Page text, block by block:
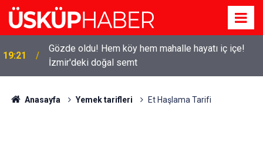
19:21
Gözde oldu! Hem köy hem mahalle hayatı iç içe!
İzmir'deki doğal semt
Anasayfa Yemek tarifleri Et Haşlama Tarifi